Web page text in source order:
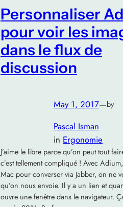
Personnaliser
pour voir les
dans le flux de
discussion
May 1, 2017—by
Pascal Isman
in Ergonomie
J’aime le libre parce qu’on peut tout
c’est tellement compliqué ! Avec
Mac pour converser via Jabber, on ne
qu’on nous envoie. Il y a un lien et
ouvre une fenêtre dans le navigateur.